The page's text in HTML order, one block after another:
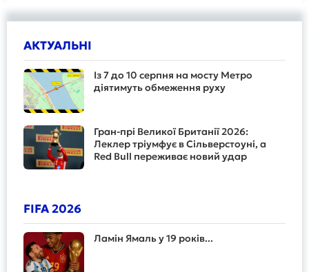
АКТУАЛЬНІ
Із 7 до 10 серпня на мосту Метро
діятимуть обмеження руху
Гран-прі Великої Британії 2026:
Леклер тріумфує в Сільверстоуні, а
Red Bull переживає новий удар
FIFA 2026
Ламін Ямаль у 19 років...